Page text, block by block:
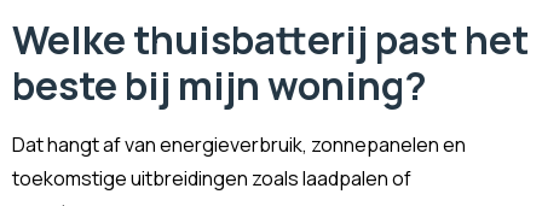
Welke thuisbatterij past het
beste bij mijn woning?
Dat hangt af van energieverbruik, zonnepanelen en
toekomstige uitbreidingen zoals laadpalen of